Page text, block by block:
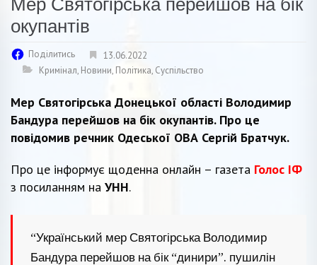
окупантів
Поділитись
13.06.2022
Кримінал, Новини, Політика, Суспільство
Мер Святогірська Донецької області Володимир
Бандура перейшов на бік окупантів. Про це
повідомив речник Одеської ОВА Сергій Братчук.
Про це інформує щоденна онлайн – газета Голос ІФ
з посиланням на УНН.
“Український мер Святогірська Володимир
Бандура перейшов на бік “динири”. пушилін